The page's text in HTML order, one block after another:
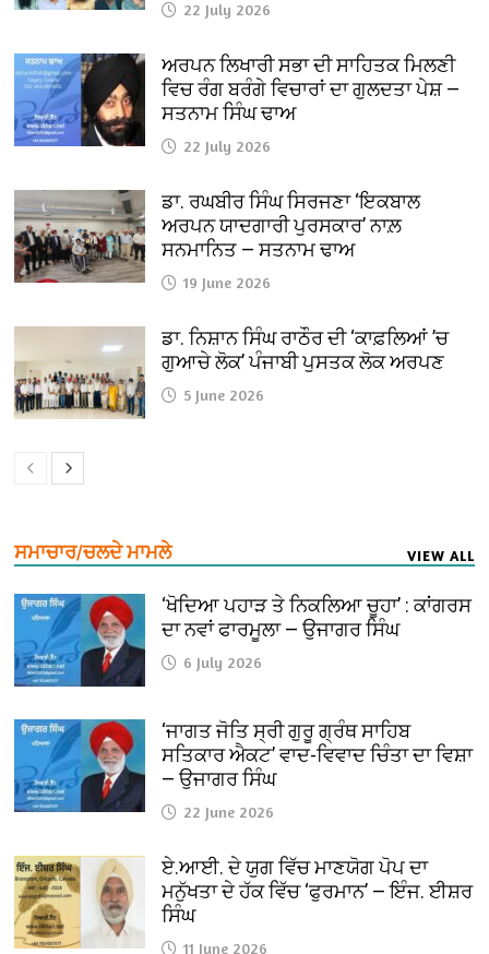
22 July 2026
ਅਰਪਨ ਲਿਖਾਰੀ ਸਭਾ ਦੀ ਸਾਹਿਤਕ ਮਿਲਣੀ
ਵਿਚ ਰੰਗ ਬਰੰਗੇ ਵਿਚਾਰਾਂ ਦਾ ਗੁਲਦਤਾ ਪੇਸ਼ —
ਸਤਨਾਮ ਸਿੰਘ ਢਾਅ
22 July 2026
ਡਾ. ਰਘਬੀਰ ਸਿੰਘ ਸਿਰਜਣਾ ‘ਇਕਬਾਲ
ਅਰਪਨ ਯਾਦਗਾਰੀ ਪੁਰਸਕਾਰ’ ਨਾਲ਼
ਸਨਮਾਨਿਤ — ਸਤਨਾਮ ਢਾਅ
19 June 2026
ਡਾ. ਨਿਸ਼ਾਨ ਸਿੰਘ ਰਾਠੌਰ ਦੀ ‘ਕਾਫ਼ਲਿਆਂ ’ਚ
ਗੁਆਚੇ ਲੋਕ’ ਪੰਜਾਬੀ ਪੁਸਤਕ ਲੋਕ ਅਰਪਣ
5 June 2026
ਸਮਾਚਾਰ/ਚਲਦੇ ਮਾਮਲੇ VIEW ALL
‘ਖੋਦਿਆ ਪਹਾੜ ਤੇ ਨਿਕਲਿਆ ਚੂਹਾ’ : ਕਾਂਗਰਸ
ਦਾ ਨਵਾਂ ਫਾਰਮੂਲਾ — ਉਜਾਗਰ ਸਿੰਘ
6 July 2026
‘ਜਾਗਤ ਜੋਤਿ ਸ੍ਰੀ ਗੁਰੂ ਗ੍ਰੰਥ ਸਾਹਿਬ
ਸਤਿਕਾਰ ਐਕਟ’ ਵਾਦ-ਵਿਵਾਦ ਚਿੰਤਾ ਦਾ ਵਿਸ਼ਾ
— ਉਜਾਗਰ ਸਿੰਘ
22 June 2026
ਏ.ਆਈ. ਦੇ ਯੁਗ ਵਿੱਚ ਮਾਣਯੋਗ ਪੋਪ ਦਾ
ਮਨੁੱਖਤਾ ਦੇ ਹੱਕ ਵਿੱਚ ‘ਫੁਰਮਾਨ’ — ਇੰਜ. ਈਸ਼ਰ
ਸਿੰਘ
11 June 2026